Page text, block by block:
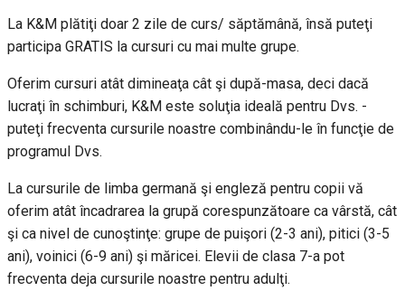
La K&M plătiţi doar 2 zile de curs/ săptămână, însă puteţi
participa GRATIS la cursuri cu mai multe grupe.
Oferim cursuri atât dimineaţa cât şi după-masa, deci dacă
lucraţi în schimburi, K&M este soluţia ideală pentru Dvs. -
puteţi frecventa cursurile noastre combinându-le în funcţie de
programul Dvs.
La cursurile de limba germană şi engleză pentru copii vă
oferim atât încadrarea la grupă corespunzătoare ca vârstă, cât
şi ca nivel de cunoştinţe: grupe de puişori (2-3 ani), pitici (3-5
ani), voinici (6-9 ani) şi măricei. Elevii de clasa 7-a pot
frecventa deja cursurile noastre pentru adulţi.